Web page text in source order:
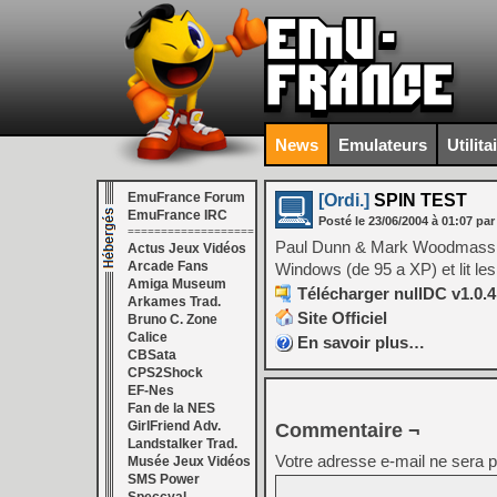
News Emulateurs
EmuFrance Forum
EmuFrance IRC
===================
Actus Jeux Vidéos
Arcade Fans
Amiga Museum
Arkames Trad.
Bruno C. Zone
Calice
CBSata
CPS2Shock
EF-Nes
Fan de la NES
GirlFriend Adv.
Landstalker Trad.
Musée Jeux Vidéos
SMS Power
[Ordi.] SPIN TEST
Posté le 23/06/2004 à 01:07 par
Paul Dunn & Mark
Windows (de 95 a XP) et lit
Télécharger nullDC
Site Officiel
En savoir plus…
Commentaire ¬
Votre adresse e-mail ne sera